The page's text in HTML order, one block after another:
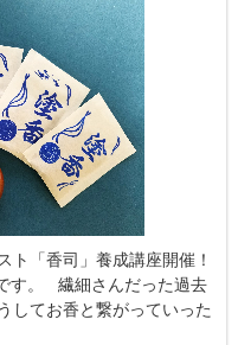
ト「香司」養成講座開催！
す。 繊細さんだった過去
してお香と繋がっていった